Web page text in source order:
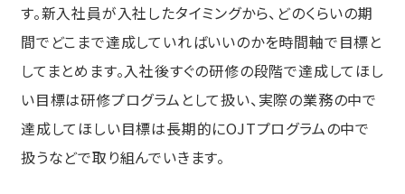
す。新入社員が入社したタイミングから、どのくらいの期
間でどこまで達成していればいいのかを時間軸で目標と
してまとめます。入社後すぐの研修の段階で達成してほし
い目標は研修プログラムとして扱い、実際の業務の中で
達成してほしい目標は長期的にOJTプログラムの中で
扱うなどで取り組んでいきます。